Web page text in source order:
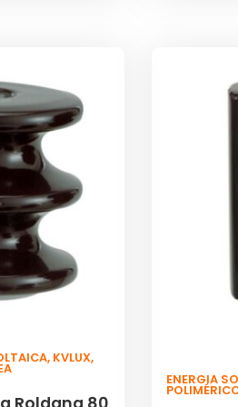
, KVLUX,
ENERGIA